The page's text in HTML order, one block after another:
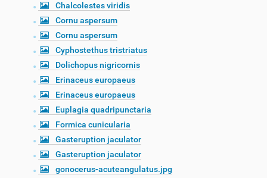
Chalcolestes viridis
Cornu aspersum
Cornu aspersum
Cyphostethus tristriatus
Dolichopus nigricornis
Erinaceus europaeus
Erinaceus europaeus
Euplagia quadripunctaria
Formica cunicularia
Gasteruption jaculator
Gasteruption jaculator
gonocerus-acuteangulatus.jpg